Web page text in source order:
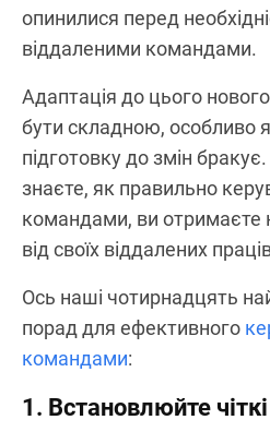
опинилися перед
віддаленими командами.
Адаптація до цього нового
бути складною, особливо
підготовку до змін
знаєте, як правильно
командами, ви отримаєте
від своїх віддалених
Ось наші чотирнадцять
порад для ефективного
командами:
1. Встановлюйте